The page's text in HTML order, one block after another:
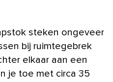
steken ongeveer
bij ruimtegebrek
elkaar aan een
je toe met circa 35